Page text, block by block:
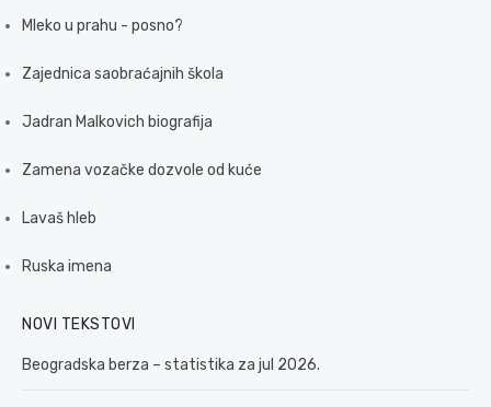
Mleko u prahu - posno?
Zajednica saobraćajnih škola
Jadran Malkovich biografija
Zamena vozačke dozvole od kuće
Lavaš hleb
Ruska imena
NOVI TEKSTOVI
Beogradska berza – statistika za jul 2026.